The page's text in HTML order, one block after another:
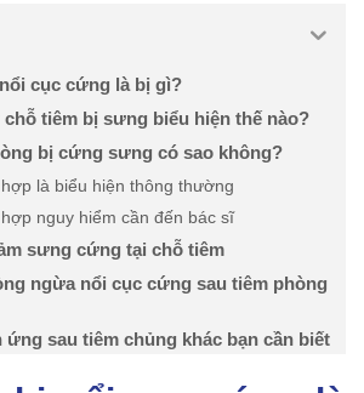
cục cứng là bị gì?
tiêm bị sưng biểu hiện thế nào?
bị cứng sưng có sao không?
là biểu hiện thông thường
nguy hiểm cần đến bác sĩ
sưng cứng tại chỗ tiêm
ngừa nổi cục cứng sau tiêm phòng
ứng sau tiêm chủng khác bạn cần biết